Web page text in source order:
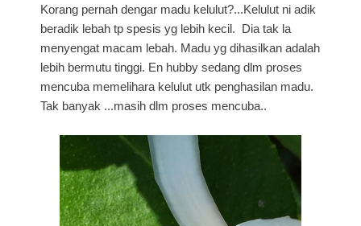
Korang pernah dengar madu kelulut?...Kelulut ni adik
beradik lebah tp spesis yg lebih kecil. Dia tak la
menyengat macam lebah. Madu yg dihasilkan adalah
lebih bermutu tinggi. En hubby sedang dlm proses
mencuba memelihara kelulut utk penghasilan madu.
Tak banyak ...masih dlm proses mencuba..